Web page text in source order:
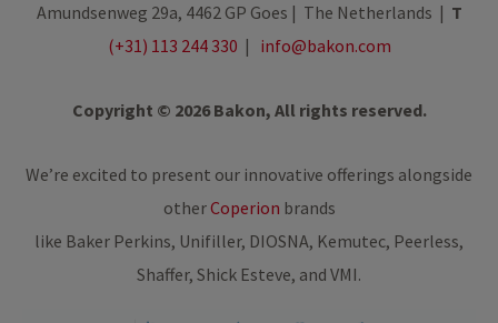
Amundsenweg 29a, 4462 GP Goes | The Netherlands | T
(+31) 113 244 330 | info@bakon.com
Copyright © 2026 Bakon, All rights reserved.
We’re excited to present our innovative offerings alongside
otherCoperion brands
like Baker Perkins, Unifiller, DIOSNA, Kemutec, Peerless,
Shaffer, Shick Esteve, and VMI.